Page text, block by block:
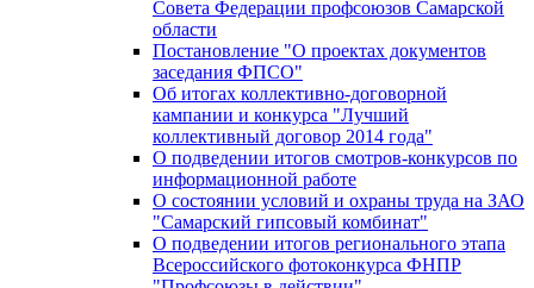
Совета Федерации профсоюзов Самарской
области
Постановление "О проектах документов
заседания ФПСО"
Об итогах коллективно-договорной
кампании и конкурса "Лучший
коллективный договор 2014 года"
О подведении итогов смотров-конкурсов по
информационной работе
О состоянии условий и охраны труда на ЗАО
"Самарский гипсовый комбинат"
О подведении итогов регионального этапа
Всероссийского фотоконкурса ФНПР